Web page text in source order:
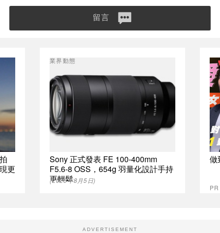
留言
更
Sony 正式發表 FE 100-400mm
F5.6-8 OSS，654g 羽量化設計手持
更輕鬆
業界動態
(2026年8月5日)
做
ADVERTISEMENT